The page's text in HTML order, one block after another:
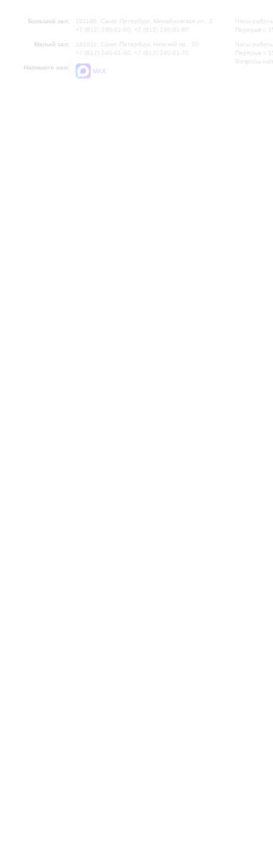
Большой зал:
191186, Санкт-Петербург, Михайловская ул., 2
+7 (812) 240-01-00, +7 (812) 240-01-80
Малый зал:
191011, Санкт-Петербург, Невский пр., 30
+7 (812) 240-01-00, +7 (812) 240-01-70
Напишите нам:
MAX
Часы
Перерыв с
Часы
Перерыв с
Вопросы